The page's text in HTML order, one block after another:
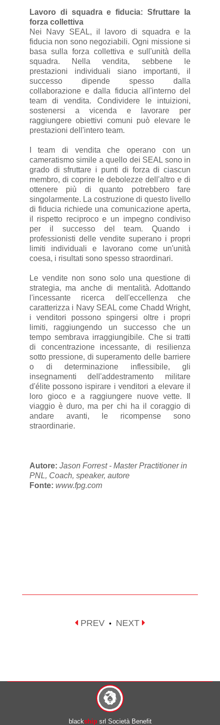
Lavoro di squadra e fiducia: Sfruttare la
forza collettiva
Nei Navy SEAL, il lavoro di squadra e la
fiducia non sono negoziabili. Ogni missione si
basa sulla forza collettiva e sull'unità della
squadra. Nella vendita, sebbene le
prestazioni individuali siano importanti, il
successo dipende spesso dalla
collaborazione e dalla fiducia all'interno del
team di vendita. Condividere le intuizioni,
sostenersi a vicenda e lavorare per
raggiungere obiettivi comuni può elevare le
prestazioni dell'intero team.
I team di vendita che operano con un
cameratismo simile a quello dei SEAL sono in
grado di sfruttare i punti di forza di ciascun
membro, di coprire le debolezze dell'altro e di
ottenere più di quanto potrebbero fare
singolarmente. La costruzione di questo livello
di fiducia richiede una comunicazione aperta,
il rispetto reciproco e un impegno condiviso
per il successo del team. Quando i
professionisti delle vendite superano i propri
limiti individuali e lavorano come un'unità
coesa, i risultati sono spesso straordinari.
Le vendite non sono solo una questione di
strategia, ma anche di mentalità. Adottando
l'incessante ricerca dell'eccellenza che
caratterizza i Navy SEAL come Chadd Wright,
i venditori possono spingersi oltre i propri
limiti, raggiungendo un successo che un
tempo sembrava irraggiungibile. Che si tratti
di concentrazione incessante, di resilienza
sotto pressione, di superamento delle barriere
o di determinazione inflessibile, gli
insegnamenti dell'addestramento militare
d'élite possono ispirare i venditori a elevare il
loro gioco e a raggiungere nuove vette. Il
viaggio è duro, ma per chi ha il coraggio di
andare avanti, le ricompense sono
straordinarie.
Autore: Jason Forrest - Master Practitioner in
PNL, Coach, speaker, autore
Fonte: www.fpg.com
PREV • NEXT
blackshipsrl Società Benefit